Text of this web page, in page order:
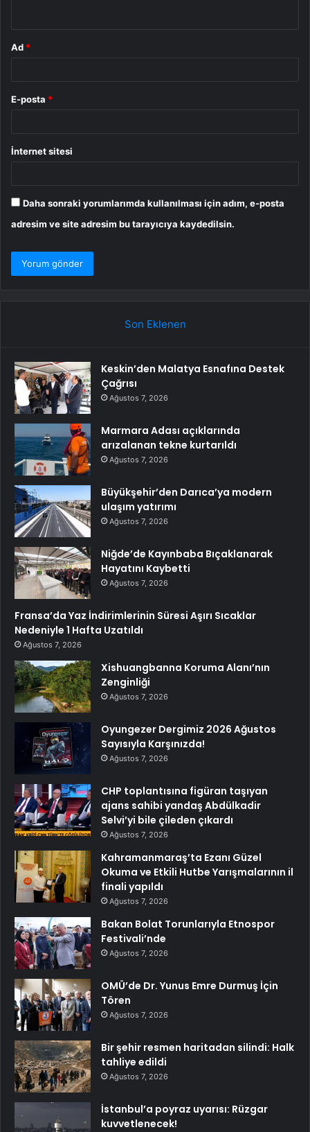
Ad *
E-posta *
İnternet sitesi
Daha sonraki yorumlarımda kullanılması için adım, e-posta
adresim ve site adresim bu tarayıcıya kaydedilsin.
Son Eklenen
Keskin’den Malatya Esnafına Destek
Çağrısı
Ağustos 7, 2026
Marmara Adası açıklarında
arızalanan tekne kurtarıldı
Ağustos 7, 2026
Büyükşehir’den Darıca’ya modern
ulaşım yatırımı
Ağustos 7, 2026
Niğde’de Kayınbaba Bıçaklanarak
Hayatını Kaybetti
Ağustos 7, 2026
Fransa’da Yaz İndirimlerinin Süresi Aşırı Sıcaklar
Nedeniyle 1 Hafta Uzatıldı
Ağustos 7, 2026
Xishuangbanna Koruma Alanı’nın
Zenginliği
Ağustos 7, 2026
Oyungezer Dergimiz 2026 Ağustos
Sayısıyla Karşınızda!
Ağustos 7, 2026
CHP toplantısına figüran taşıyan
ajans sahibi yandaş Abdülkadir
Selvi’yi bile çileden çıkardı
Ağustos 7, 2026
Kahramanmaraş’ta Ezanı Güzel
Okuma ve Etkili Hutbe Yarışmalarının il
finali yapıldı
Ağustos 7, 2026
Bakan Bolat Torunlarıyla Etnospor
Festivali’nde
Ağustos 7, 2026
OMÜ’de Dr. Yunus Emre Durmuş İçin
Tören
Ağustos 7, 2026
Bir şehir resmen haritadan silindi: Halk
tahliye edildi
Ağustos 7, 2026
İstanbul’a poyraz uyarısı: Rüzgar
kuvvetlenecek!